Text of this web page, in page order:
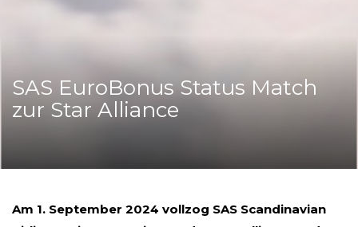
SAS EuroBonus Status Match
zur Star Alliance
Am 1. September 2024 vollzog SAS Scandinavian